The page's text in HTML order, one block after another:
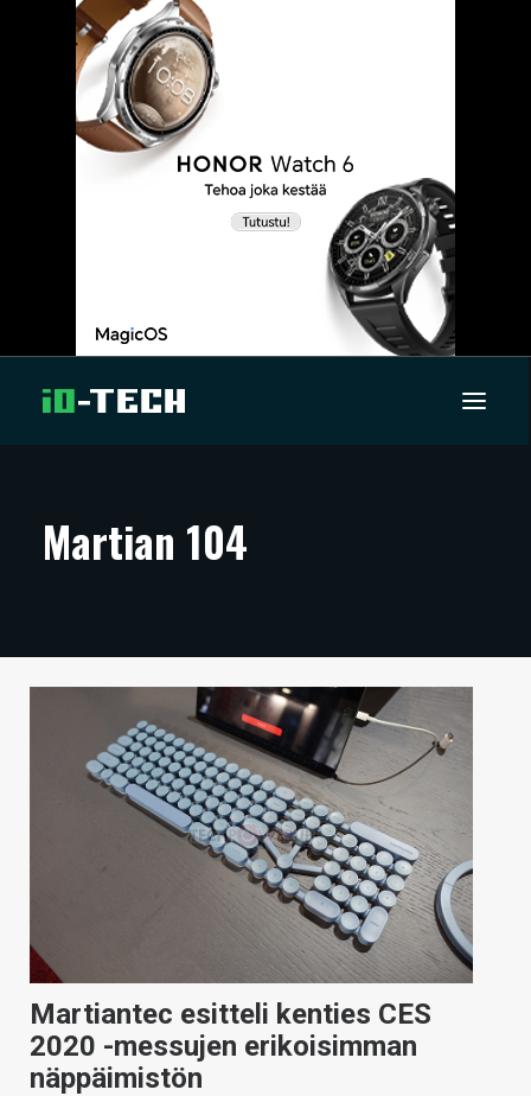
ARTIKKELIT
TECHBBS
HAKU
Martian 104
Martiantec esitteli kenties CES
2020 -messujen erikoisimman
näppäimistön